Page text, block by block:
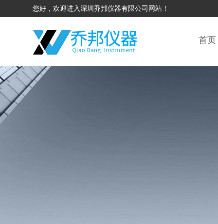
您好，欢迎进入深圳乔邦仪器有限公司网站！
首页